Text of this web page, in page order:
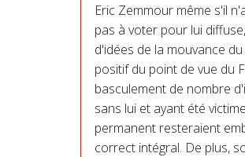
Eric Zemmour même s'il
pas à voter pour lui
d'idées de la mouvance
positif du point de vue du
basculement de nombre
sans lui et ayant été
permanent resteraient
correct intégral. De plus,